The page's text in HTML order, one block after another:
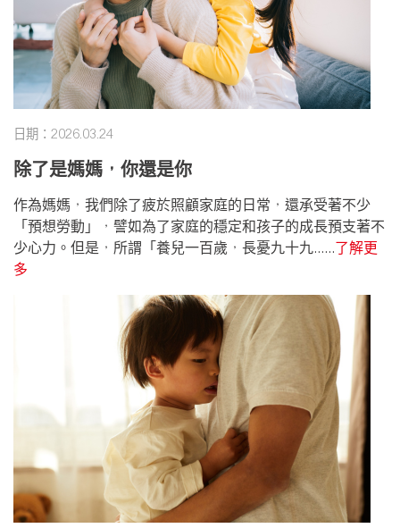
日期：2026.03.24
除了是媽媽，你還是你
作為媽媽，我們除了疲於照顧家庭的日常，還承受著不少
「預想勞動」，譬如為了家庭的穩定和孩子的成長預支著不
少心力。但是，所謂「養兒一百歲，長憂九十九......了解更
多